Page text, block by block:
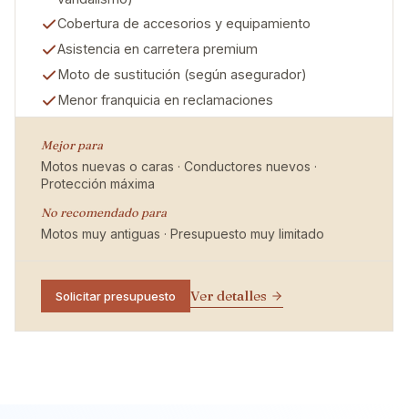
Cobertura de accesorios y equipamiento
Asistencia en carretera premium
Moto de sustitución (según asegurador)
Menor franquicia en reclamaciones
Mejor para
Motos nuevas o caras · Conductores nuevos ·
Protección máxima
No recomendado para
Motos muy antiguas · Presupuesto muy limitado
Solicitar presupuesto Ver detalles